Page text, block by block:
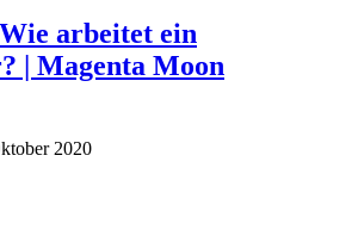
arbeitet ein
| Magenta Moon
2020